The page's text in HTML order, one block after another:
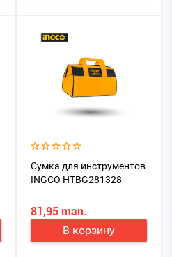
Сумка для инструментов
INGCO HTBG281328
81,95 man.
В корзину